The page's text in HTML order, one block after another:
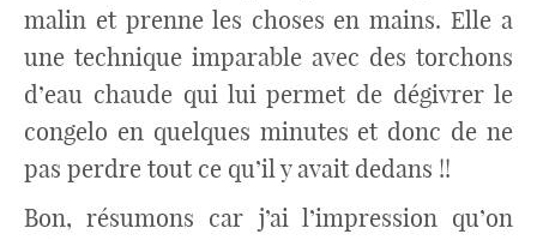
malin et prenne les choses en mains. Elle a
une technique imparable avec des torchons
d’eau chaude qui lui permet de dégivrer le
congelo en quelques minutes et donc de ne
pas perdre tout ce qu’il y avait dedans !!
Bon, résumons car j’ai l’impression qu’on